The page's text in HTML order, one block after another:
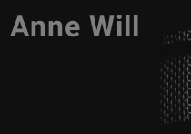
Anne Will